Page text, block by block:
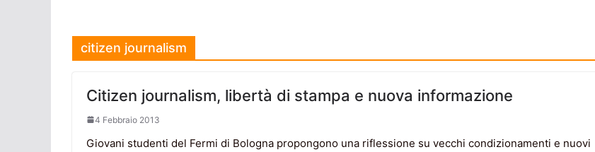
citizen journalism
Citizen journalism, libertà di stampa e nuova informazione
4 Febbraio 2013
Giovani studenti del Fermi di Bologna propongono una riflessione su vecchi condizionamenti e nuovi